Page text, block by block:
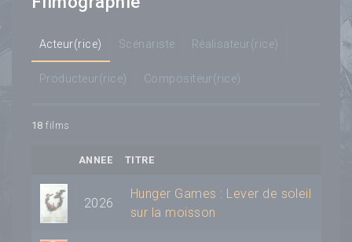
Acteur(rice) Scénariste Réalisateur(rice)
Producteur(rice) Compositeur(rice)
18 films
ANNEE TITRE
2026
Hunger Games : Lever de soleil
sur la moisson